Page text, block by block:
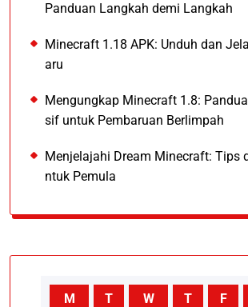
Panduan Langkah demi Langkah
Minecraft 1.18 APK: Unduh dan
aru
Mengungkap Minecraft 1.8:
sif untuk Pembaruan Berlimpah
Menjelajahi Dream Minecraft: Tips
ntuk Pemula
M T W T F